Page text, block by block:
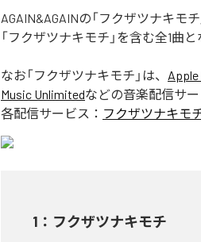
AGAIN&AGAINの「フクザツナキモ
「フクザツナキモチ」を含む全1曲と
なお「フクザツナキモチ 」は、
Music Unlimitedなどの音楽配信サ
各配信サービス： フクザツナキモ
1 ： フクザツナキモチ